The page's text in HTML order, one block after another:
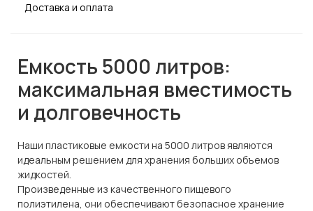
Доставка и оплата
Емкость 5000 литров:
максимальная вместимость
и долговечность
Наши пластиковые емкости на 5000 литров являются
идеальным решением для хранения больших объемов
жидкостей.
Произведенные из качественного пищевого
полиэтилена, они обеспечивают безопасное хранение